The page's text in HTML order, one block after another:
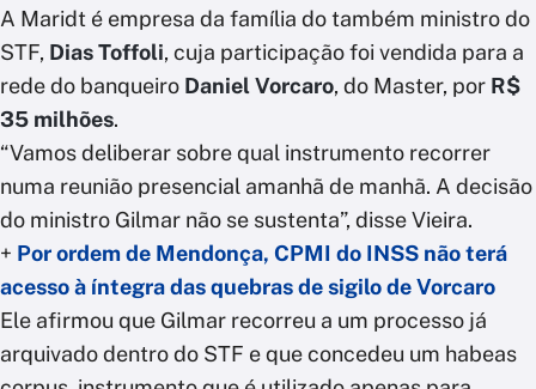
A Maridt é empresa da família do também ministro do
STF, Dias Toffoli, cuja participação foi vendida para a
rede do banqueiro Daniel Vorcaro, do Master, por R$
35 milhões.
“Vamos deliberar sobre qual instrumento recorrer
numa reunião presencial amanhã de manhã. A decisão
do ministro Gilmar não se sustenta”, disse Vieira.
+ Por ordem de Mendonça, CPMI do INSS não terá
acesso à íntegra das quebras de sigilo de Vorcaro
Ele afirmou que Gilmar recorreu a um processo já
arquivado dentro do STF e que concedeu um habeas